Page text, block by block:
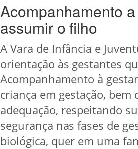
Acompanhamento
assumir o filho
A Vara de Infância e
orientação às gestantes
Acompanhamento à
criança em gestação,
adequação, respeitando
segurança nas fases de
biológica, quer em uma